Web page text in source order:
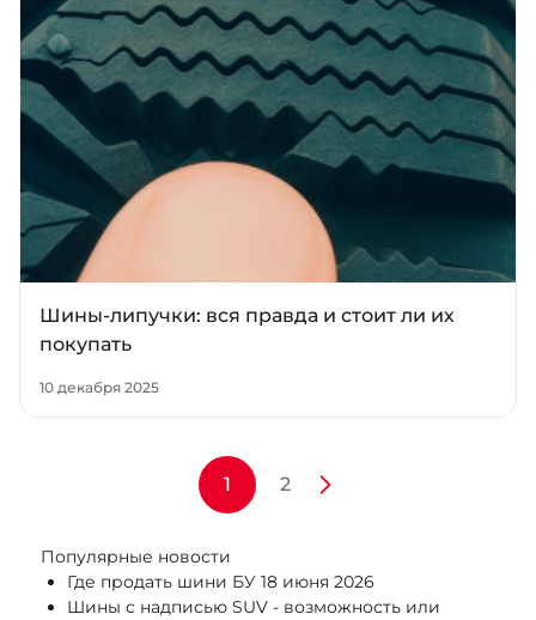
10 декабря 2025
Шины-липучки: вся правда и стоит ли их
покупать
1 2
Популярные новости
Где продать шини БУ 18 июня 2026
Шины с надписью SUV - возможность или